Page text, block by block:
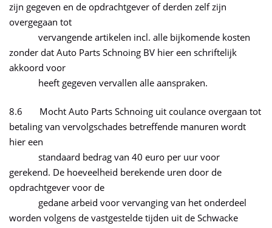
zijn gegeven en de opdrachtgever of derden zelf zijn
overgegaan tot
vervangende artikelen incl. alle bijkomende kosten
zonder dat Auto Parts Schnoing BV hier een schriftelijk
akkoord voor
heeft gegeven vervallen alle aanspraken.
8.6 Mocht Auto Parts Schnoing uit coulance overgaan tot
betaling van vervolgschades betreffende manuren wordt
hier een
standaard bedrag van 40 euro per uur voor
gerekend. De hoeveelheid berekende uren door de
opdrachtgever voor de
gedane arbeid voor vervanging van het onderdeel
worden volgens de vastgestelde tijden uit de Schwacke